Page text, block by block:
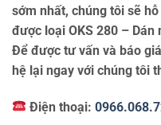
sớm nhất, chúng tôi sẽ
được loại OKS 280 –
Để được tư vấn và báo
hệ lại ngay với chúng tôi
Điện thoại: